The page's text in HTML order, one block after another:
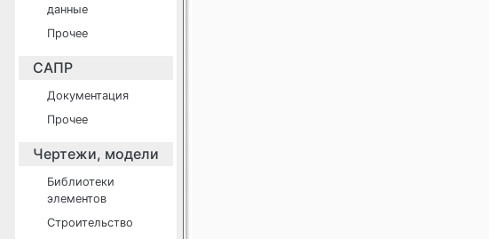
данные
Прочее
САПР
Документация
Прочее
Чертежи, модели
Библиотеки
элементов
Строительство